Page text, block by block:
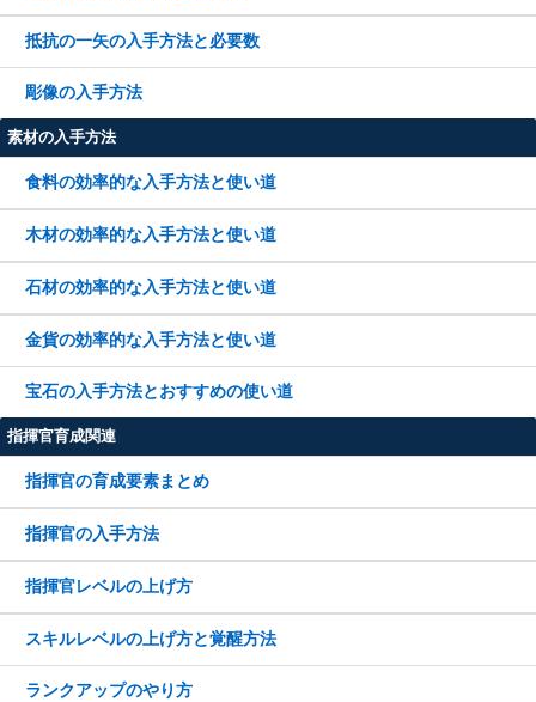
抵抗の一矢の入手方法と必要数
彫像の入手方法
素材の入手方法
食料の効率的な入手方法と使い道
木材の効率的な入手方法と使い道
石材の効率的な入手方法と使い道
金貨の効率的な入手方法と使い道
宝石の入手方法とおすすめの使い道
指揮官育成関連
指揮官の育成要素まとめ
指揮官の入手方法
指揮官レベルの上げ方
スキルレベルの上げ方と覚醒方法
ランクアップのやり方